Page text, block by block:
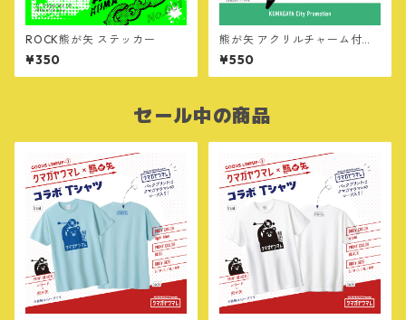
ROCK熊が矢 ステッカー
¥350
熊が矢 アクリルチャーム付ボ
ールペン
¥550
セール中の商品